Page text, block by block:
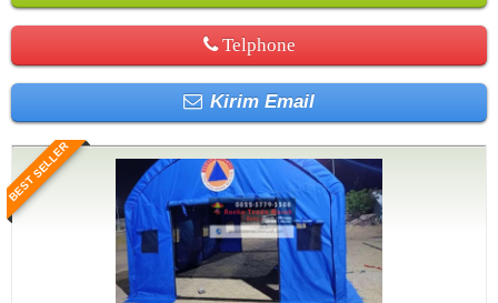
Telphone
Kirim Email
BEST SELLER